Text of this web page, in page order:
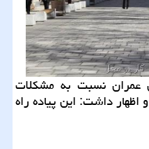
نسبت به مشكلات
داد و اظهار داشت: این پیاده راه